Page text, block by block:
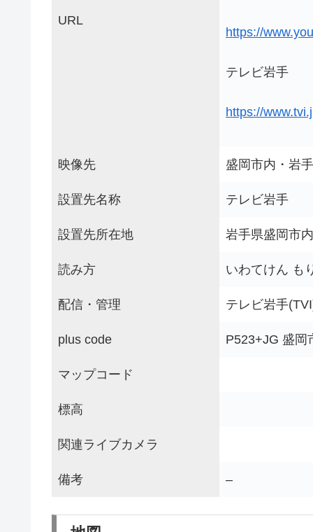
URL
https://
テレビ岩手
https://
映像先 盛岡市内・岩
設置先名称 テレビ岩手
設置先所在地 岩手県盛岡市
読み方 いわてけん も
配信・管理 テレビ岩手
plus code P523+JG 盛岡
マップコード
標高
関連ライブカメラ
備考 –